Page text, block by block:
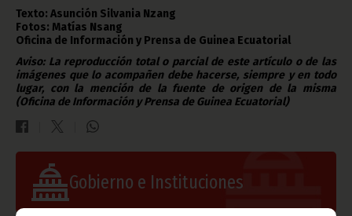
Texto: Asunción Silvania Nzang
Fotos: Matías Nsang
Oficina de Información y Prensa de Guinea Ecuatorial
Aviso: La reproducción total o parcial de este artículo o de las
imágenes que lo acompañen debe hacerse, siempre y en todo
lugar, con la mención de la fuente de origen de la misma
(Oficina de Información y Prensa de Guinea Ecuatorial)
Gobierno e Instituciones